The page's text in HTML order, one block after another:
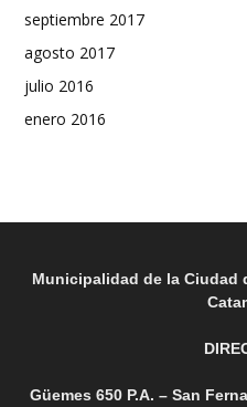
septiembre 2017
agosto 2017
julio 2016
enero 2016
Municipalidad de la Ciudad
Güemes 650 P.A. – San